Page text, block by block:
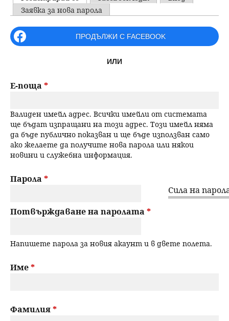
н
ю
ъ
р
е
н
е
u
P
r
i
a
y
t
a
b
Заявка за нова парола
ПРОДЪЛЖИ С FACEBOOK
ИЛИ
Е-поща *
Валиден имейл адрес. Всички имейли от системата
ще бъдат изпращани на този адрес. Този имейл няма
да бъде публично показван и ще бъде използван само
ако желаете да получите нова парола или някои
новини и служебна информация.
Сила на
Парола *
Потвърждаване на паролата *
Напишете парола за новия акаунт и в двете полета.
Име*
Фамилия*